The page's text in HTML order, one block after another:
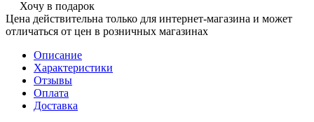
Хочу в подарок
Цена действительна только для интернет-магазина и может
отличаться от цен в розничных магазинах
Описание
Характеристики
Отзывы
Оплата
Доставка